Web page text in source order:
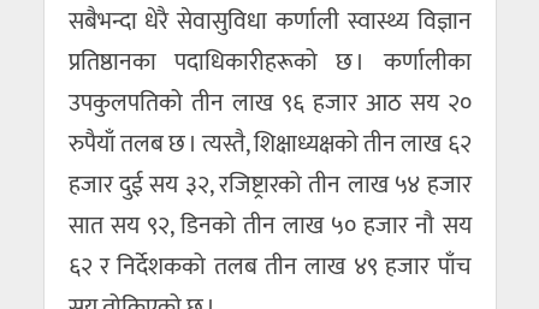
सबैभन्दा धेरै सेवासुविधा कर्णाली स्वास्थ्य विज्ञान
प्रतिष्ठानका पदाधिकारीहरूको छ । कर्णालीका
उपकुलपतिको तीन लाख ९६ हजार आठ सय २०
रुपैयाँ तलब छ । त्यस्तै, शिक्षाध्यक्षको तीन लाख ६२
हजार दुई सय ३२, रजिष्ट्रारको तीन लाख ५४ हजार
सात सय ९२, डिनको तीन लाख ५० हजार नौ सय
६२ र निर्देशकको तलब तीन लाख ४९ हजार पाँच